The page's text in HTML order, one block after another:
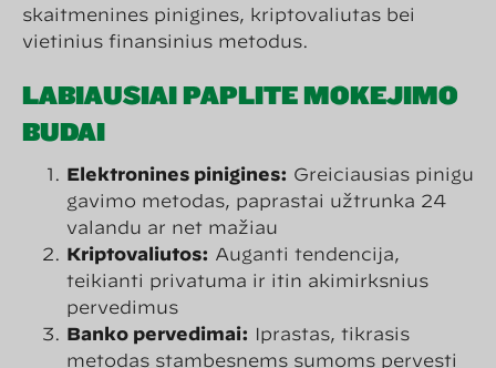
skaitmenines pinigines, kriptovaliutas bei
vietinius finansinius metodus.
LABIAUSIAI PAPLITĘ MOKĖJIMO
BŪDAI
Elektroninės piniginės: Greičiausias pinigų
gavimo metodas, paprastai užtrunka 24
valandų ar net mažiau
Kriptovaliutos: Auganti tendencija,
teikianti privatumą ir itin akimirksnius
pervedimus
Banko pervedimai: Įprastas, tikrasis
metodas stambesnėms sumoms pervesti